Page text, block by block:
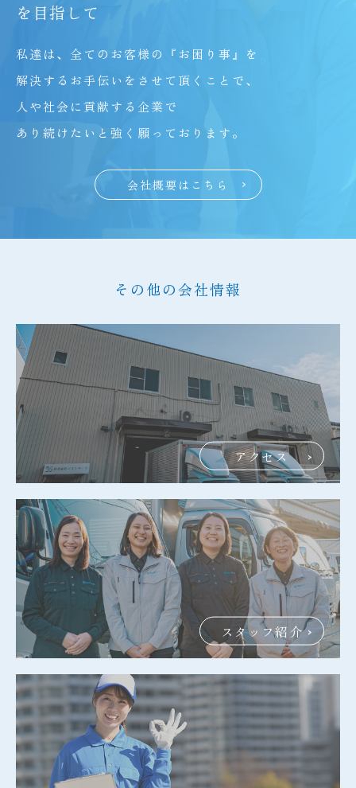
を目指して
私達は、全てのお客様の『お困り事』を
解決するお手伝いをさせて頂くことで、
人や社会に貢献する企業で
あり続けたいと強く願っております。
会社概要はこちら
その他の会社情報
アクセス
スタッフ紹介